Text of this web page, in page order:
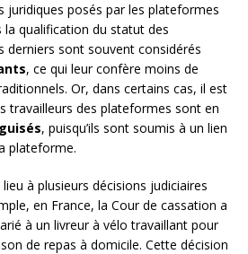
juridiques posés par les plateformes
la qualification du statut des
derniers sont souvent considérés
, ce qui leur confère moins de
Or, dans certains cas, il est
travailleurs des plateformes sont en
, puisqu’ils sont soumis à un lien
plateforme.
à plusieurs décisions judiciaires
en France, la Cour de cassation a
à un livreur à vélo travaillant pour
de repas à domicile. Cette décision